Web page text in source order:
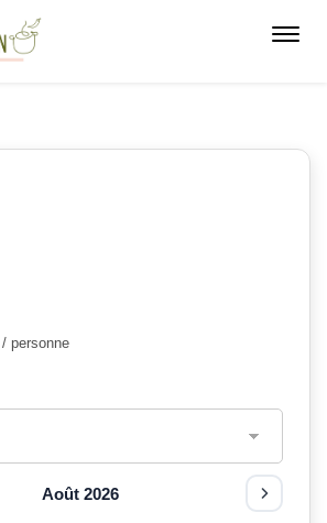
/ personne
Août 2026